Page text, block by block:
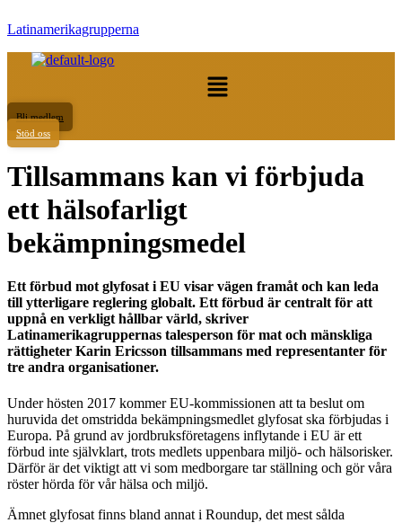
Latinamerikagrupperna
Meny
Bli medlem
Stöd oss
Tillsammans kan vi förbjuda
ett hälsofarligt
bekämpningsmedel
Ett förbud mot glyfosat i EU visar vägen framåt och kan leda
till ytterligare reglering globalt. Ett förbud är centralt för att
uppnå en verkligt hållbar värld, skriver
Latinamerikagruppernas talesperson för mat och mänskliga
rättigheter Karin Ericsson tillsammans med representanter för
tre andra organisationer.
Under hösten 2017 kommer EU-kommissionen att ta beslut om
huruvida det omstridda bekämpningsmedlet glyfosat ska förbjudas i
Europa. På grund av jordbruksföretagens inflytande i EU är ett
förbud inte självklart, trots medlets uppenbara miljö- och hälsorisker.
Därför är det viktigt att vi som medborgare tar ställning och gör våra
röster hörda för vår hälsa och miljö.
Ämnet glyfosat finns bland annat i Roundup, det mest sålda